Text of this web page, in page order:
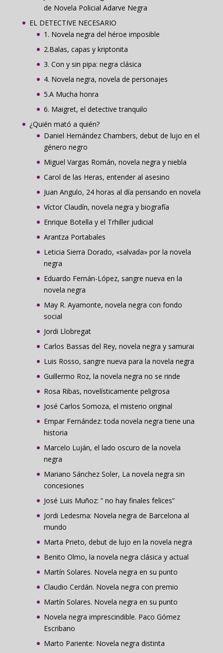
de Novela Policial Adarve Negra
EL DETECTIVE NECESARIO
1. Novela negra del héroe imposible
2.Balas, capas y kriptonita
3. Con y sin pipa: negra clásica
4. Novela negra, novela de personajes
5.A Mucha honra
6. Maigret, el detective tranquilo
¿Quién mató a quién?
Daniel Hernández Chambers, debut de lujo en el
género negro
Miguel Vargas Román, novela negra y niebla
Carol de las Heras, entender al asesino
Juan Angulo, 24 horas al día pensando en novela
Víctor Claudín, novela negra y biografía
Enrique Botella y el Trhiller judicial
Arantza Portabales
Leticia Sierra Dorado, «salvada» por la novela
negra
Eduardo Fernán-López, sangre nueva en la
novela negra
May R. Ayamonte, novela negra con fondo
social
Jordi Llobregat
Carlos Bassas del Rey, novela negra y samurai
Luis Rosso, sangre nueva para la novela negra
Guillermo Roz, la novela negra no se rinde
Rosa Ribas, novelísticamente peligrosa
José Carlos Somoza, el misterio original
Empar Fernández: toda novela negra tiene una
historia
Marcelo Luján, el lado oscuro de la novela
negra
Mariano Sánchez Soler, La novela negra sin
concesiones
José Luis Muñoz: ” no hay finales felices”
Jordi Ledesma: Novela negra de Barcelona al
mundo
Marta Prieto, debut de lujo en la novela negra
Benito Olmo, la novela negra clásica y actual
Martín Solares. Novela negra en su punto
Claudio Cerdán. Novela negra con premio
Martín Solares. Novela negra en su punto
Novela negra imprescindible. Paco Gómez
Escribano
Marto Pariente: Novela negra distinta